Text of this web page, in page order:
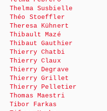
Thelma Susbielle
Théo Stoeffler
Theresa Kühnert
Thibault Mazé
Thibaut Gauthier
Thierry Chatbi
Thierry Claux
Thierry Degrave
Thierry Grillet
Thierry Pelletier
Thomas Maestri
Tibor Farkas